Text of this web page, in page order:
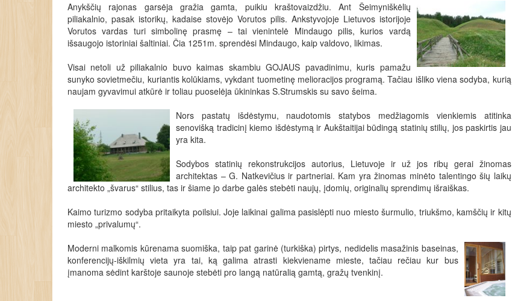
Anykščių rajonas garsėja gražia gamta, puikiu kraštovaizdžiu. Ant Šeimyniškėlių
piliakalnio, pasak istorikų, kadaise stovėjo Vorutos pilis. Ankstyvojoje Lietuvos istorijoje
Vorutos vardas turi simbolinę prasmę – tai vienintelė Mindaugo pilis, kurios vardą
išsaugojo istoriniai šaltiniai. Čia 1251m. sprendėsi Mindaugo, kaip valdovo, likimas.
Visai netoli už piliakalnio buvo kaimas skambiu GOJAUS pavadinimu, kuris pamažu
sunyko sovietmečiu, kuriantis kolūkiams, vykdant tuometinę melioracijos programą. Tačiau išliko viena sodyba, kurią
naujam gyvavimui atkūrė ir toliau puoselėja ūkininkas S.Strumskis su savo šeima.
Nors pastatų išdėstymu, naudotomis statybos medžiagomis vienkiemis atitinka
senovišką tradicinį kiemo išdėstymą ir Aukštaitijai būdingą statinių stilių, jos paskirtis jau
yra kita.
Sodybos statinių rekonstrukcijos autorius, Lietuvoje ir už jos ribų gerai žinomas
architektas – G. Natkevičius ir partneriai. Kam yra žinomas minėto talentingo šių laikų
architekto „švarus“ stilius, tas ir šiame jo darbe galės stebėti naujų, įdomių, originalių sprendimų išraiškas.
Kaimo turizmo sodyba pritaikyta poilsiui. Joje laikinai galima pasislėpti nuo miesto šurmulio, triukšmo, kamščių ir kitų
miesto „privalumų“.
Moderni malkomis kūrenama suomiška, taip pat garinė (turkiška) pirtys, nedidelis masažinis baseinas,
konferencijų-iškilmių vieta yra tai, ką galima atrasti kiekviename mieste, tačiau rečiau kur bus
įmanoma sėdint karštoje saunoje stebėti pro langą natūralią gamtą, gražų tvenkinį.